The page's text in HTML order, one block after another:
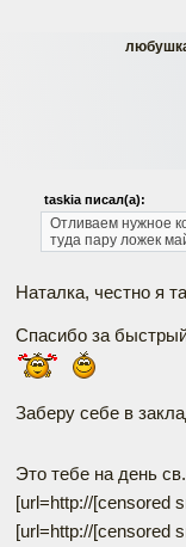
taskia писал(а):
Отливаем нужное
туда пару ложек
Наталка, честно я
Спасибо за
Заберу себе в
Это тебе на день
[url=http://[censored
[url=http://[censored